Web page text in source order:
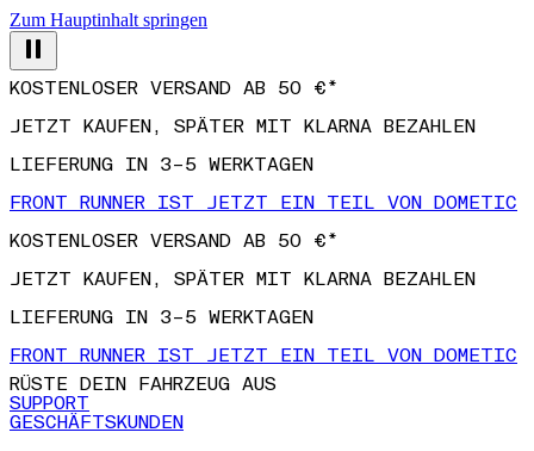
Zum Hauptinhalt springen
KOSTENLOSER VERSAND AB 50 €*
JETZT KAUFEN, SPÄTER MIT KLARNA BEZAHLEN
LIEFERUNG IN 3–5 WERKTAGEN
FRONT RUNNER IST JETZT EIN TEIL VON DOMETIC
KOSTENLOSER VERSAND AB 50 €*
JETZT KAUFEN, SPÄTER MIT KLARNA BEZAHLEN
LIEFERUNG IN 3–5 WERKTAGEN
FRONT RUNNER IST JETZT EIN TEIL VON DOMETIC
RÜSTE DEIN FAHRZEUG AUS
SUPPORT
GESCHÄFTSKUNDEN